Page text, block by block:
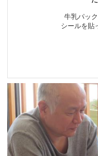
牛乳パッ
シールを貼